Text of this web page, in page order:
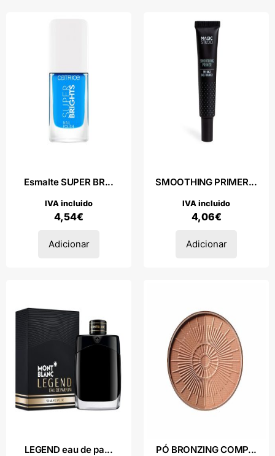
Esmalte SUPER BR...
4,54€
IVA incluido
Adicionar
SMOOTHING PRIMER...
4,06€
IVA incluido
Adicionar
LEGEND eau de pa... PÓ BRONZING COMP...